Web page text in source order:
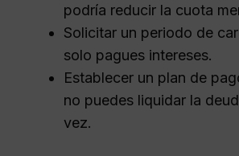
podría reducir la cuota
Solicitar un periodo de
solo pagues intereses.
Establecer un plan de
no puedes liquidar la
vez.